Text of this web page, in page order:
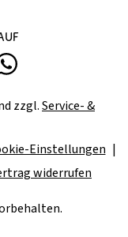
zzgl.Service- &
Einstellungen
widerrufen